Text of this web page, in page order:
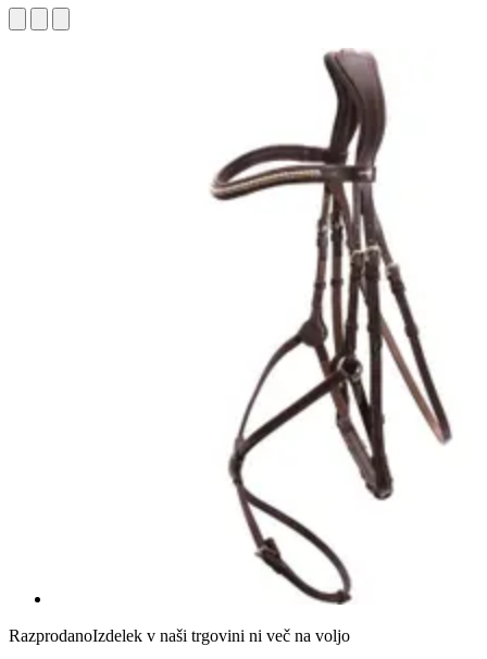
RazprodanoIzdelek v naši trgovini ni več na voljo